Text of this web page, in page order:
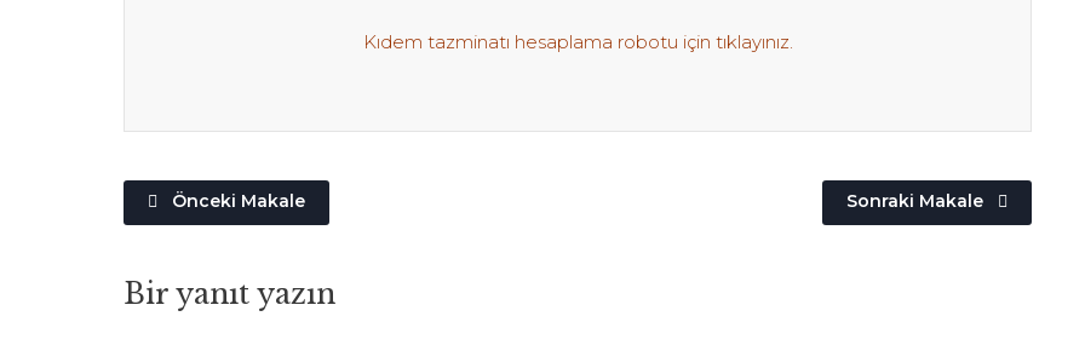
Kıdem tazminatı hesaplama robotu için tıklayınız.
Önceki Makale Sonraki Makale
Bir yanıt yazın